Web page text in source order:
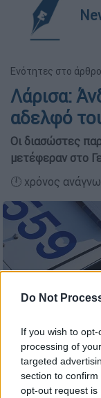
Do Not
If you wish to
processing of
targeted
section to
opt-out request is
Ενότητες στο
Λάρισα:
αδελφό
Οι διασώστες
μετέφεραν στο
🕛 χρόνος
ΕΛΑΣ / Eurokinissi